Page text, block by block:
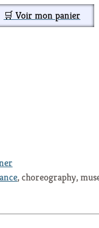
🛒 Voir mon panier
, choreography,